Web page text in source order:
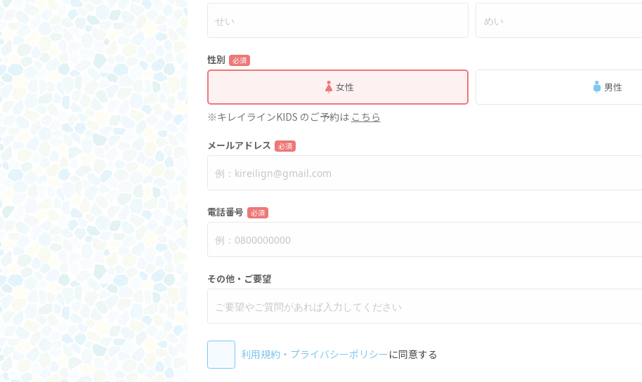
性別 必須
女性 男性
※キレイラインKIDS のご予約は こちら
メールアドレス 必須
電話番号 必須
その他・ご要望
利用規約・ プライバシーポリシー に同意する